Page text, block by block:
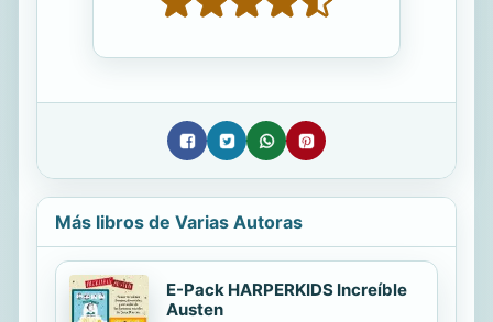
Más libros de Varias Autoras
E-Pack HARPERKIDS Increíble
Austen